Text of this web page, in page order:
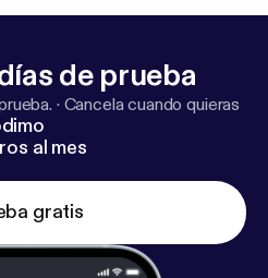
de prueba
· Cancela cuando quieras
al mes
gratis